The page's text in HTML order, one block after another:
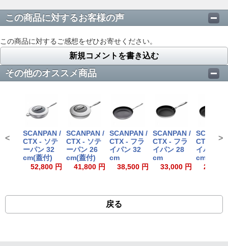
この商品に対するお客様の声
この商品に対するご感想をぜひお寄せください。
新規コメントを書き込む
その他のオススメ商品
SCANPAN /
CTX - ソテ
ーパン 32
cm(蓋付)
52,800 円
SCANPAN /
CTX - ソテ
ーパン 26
cm(蓋付)
41,800 円
SCANPAN /
CTX - フラ
イパン 32
cm
38,500 円
SCANPAN /
CTX - フラ
イパン 28
cm
33,000 円
CTX - フ
イパン 24
cm
27,500
< >
戻る